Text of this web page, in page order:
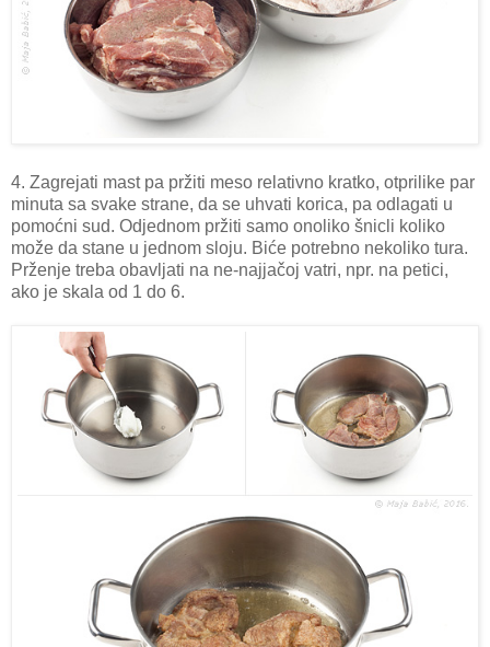
4. Zagrejati mast pa pržiti meso relativno kratko, otprilike par
minuta sa svake strane, da se uhvati korica, pa odlagati u
pomoćni sud. Odjednom pržiti samo onoliko šnicli koliko
može da stane u jednom sloju. Biće potrebno nekoliko tura.
Prženje treba obavljati na ne-najjačoj vatri, npr. na petici,
ako je skala od 1 do 6.